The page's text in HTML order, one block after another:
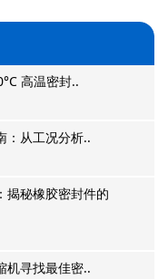
高温密封..
：从工况分析..
揭秘橡胶密封件的
机寻找最佳密..
O组合